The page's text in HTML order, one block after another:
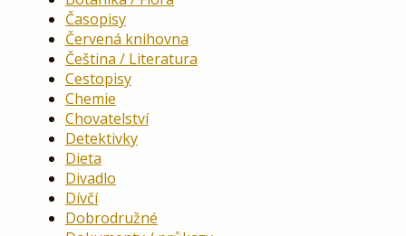
Časopisy
Červená knihovna
Čeština / Literatura
Cestopisy
Chemie
Chovatelství
Detektivky
Dieta
Divadlo
Dívčí
Dobrodružné